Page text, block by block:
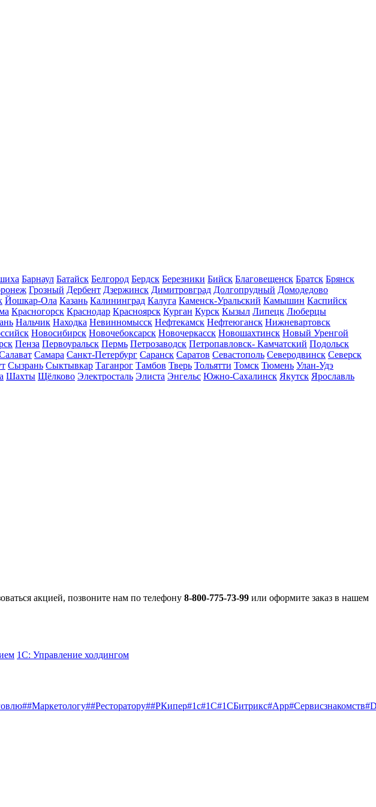
Барнаул Батайск Белгород Бердск Березники Бийск Благовещенск Братск Брянск
Грозный Дербент Дзержинск Димитровград Долгопрудный Домодедово
Йошкар-Ола Казань Калининград Калуга Каменск-Уральский Камышин Каспийск
Красногорск Краснодар Красноярск Курган Курск Кызыл Липецк Люберцы
Нальчик Находка Невинномысск Нефтекамск Нефтеюганск Нижневартовск
Новосибирск Новочебоксарск Новочеркасск Новошахтинск Новый Уренгой
Пенза Первоуральск Пермь Петрозаводск Петропавловск- Камчатский Подольск
Самара Санкт-Петербург Саранск Саратов Севастополь Северодвинск Северск
Сызрань Сыктывкар Таганрог Тамбов Тверь Тольятти Томск Тюмень Улан-Удэ
Шахты Щёлково Электросталь Элиста Энгельс Южно-Сахалинск Якутск Ярославль
акцией, позвоните нам по телефону 8-800-775-73-99 или оформите заказ в нашем
1С: Управление холдингом
##Маркетологу##Ресторатору##РКипер#1c#1С#1СБитрикс#App#Cервисзнакомств